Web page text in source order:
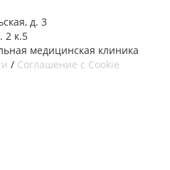
д. 3
2 к.5
медицинская клиника
/ Соглашение с Cookie